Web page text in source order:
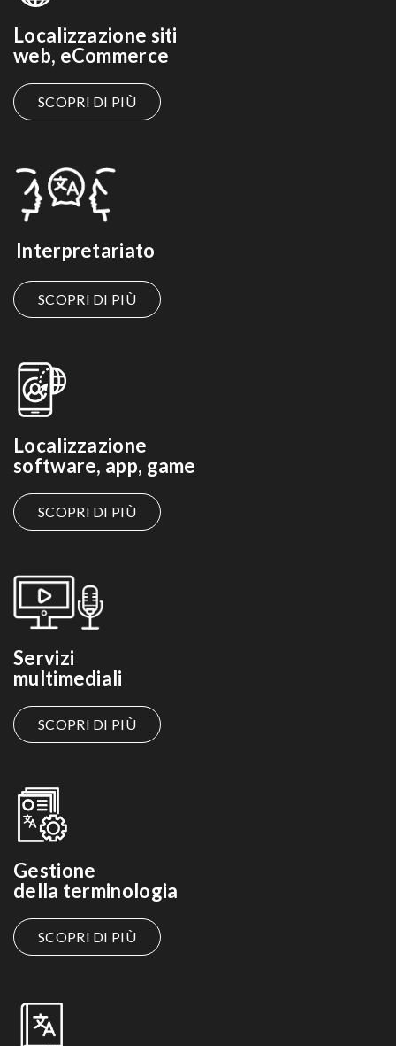
Localizzazione siti
web, eCommerce
SCOPRI DI PIÙ
Interpretariato
SCOPRI DI PIÙ
Localizzazione
software, app, game
SCOPRI DI PIÙ
Servizi
multimediali
SCOPRI DI PIÙ
Gestione
della terminologia
SCOPRI DI PIÙ